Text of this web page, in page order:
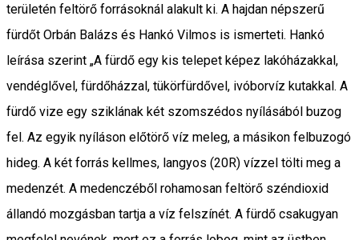
területén feltörő forrásoknál alakult ki. A hajdan népszerű
fürdőt Orbán Balázs és Hankó Vilmos is ismerteti. Hankó
leírása szerint „A fürdő egy kis telepet képez lakóházakkal,
vendéglővel, fürdőházzal, tükörfürdővel, ivóborvíz kutakkal. A
fürdő vize egy sziklának két szomszédos nyílásából buzog
fel. Az egyik nyíláson előtörő víz meleg, a másikon felbuzogó
hideg. A két forrás kellmes, langyos (20R) vízzel tölti meg a
medenzét. A medenczéből rohamosan feltörő széndioxid
állandó mozgásban tartja a víz felszínét. A fürdő csakugyan